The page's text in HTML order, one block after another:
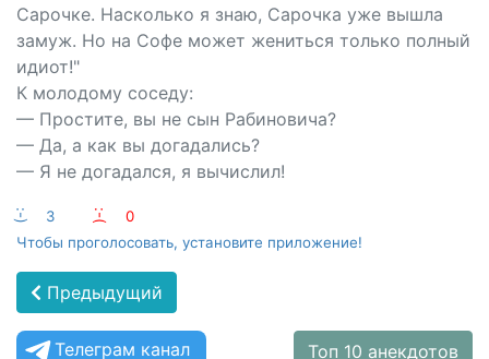
Сарочке. Насколько я знаю, Сарочка уже вышла
замуж. Но на Софе может жениться только полный
идиот!"
К молодому соседу:
— Простите, вы не сын Рабиновича?
— Да, а как вы догадались?
— Я не догадался, я вычислил!
:-) 3 :-(
0
Чтобы проголосовать, установите приложение!
Предыдущий
Телеграм канал Топ 10 анекдотов